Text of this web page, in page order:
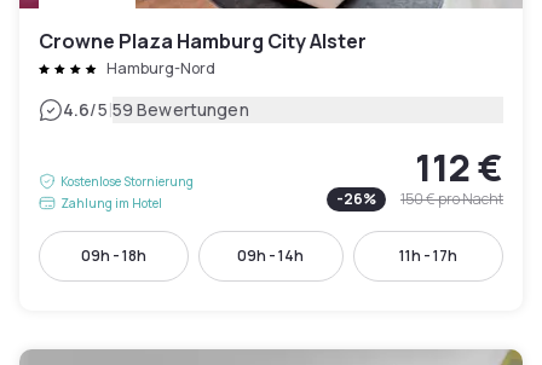
Crowne Plaza Hamburg City Alster
Hamburg-Nord
4.6/5|59 Bewertungen
Kostenlose Stornierung
Zahlung im Hotel
112 €
-26% 150 €pro Nacht
09h - 18h 09h - 14h 11h - 17h